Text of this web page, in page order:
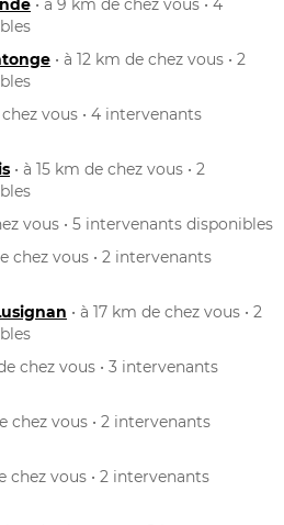
• à 9 km de chez vous • 4
• à 12 km de chez vous • 2
chez vous • 4 intervenants
• à 15 km de chez vous • 2
vous • 5 intervenants disponibles
chez vous • 2 intervenants
• à 17 km de chez vous • 2
chez vous • 3 intervenants
chez vous • 2 intervenants
chez vous • 2 intervenants